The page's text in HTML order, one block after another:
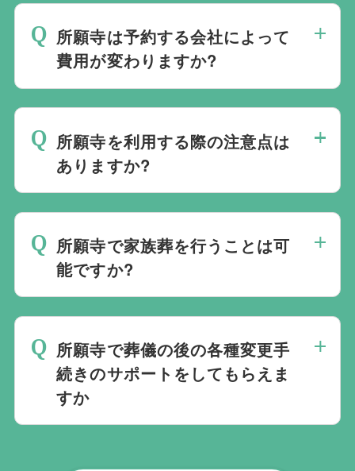
です。自社会館を持たないことで無理に自
社会館を勧めることなく柔軟にご提案がで
きます。
すすめの式場をご紹介させていただきま
す。また、式場でご葬儀気を行うのが一般
的ですが、どこで葬儀を行うかは多様化し
ており必ずしも式場を借りて行う必要はな
く、近年では自宅でご葬儀を行う自宅葬を
選ばれる方もいます。私たちは自宅でのご
ご希望がありましたら遠慮なくお申し付け
ください。
所願寺は予約する会社によって
費用が変わりますか?
ら予約をしても式場利用料は同じです。
所願寺を利用する際の注意点は
ありますか?
れる人数によって選んだ式場が適している
か注意しておくと良いです。当社の相談員
は斎場を熟知しておりますので、ご不安な
点がありましたらお気軽にご相談くださ
い。
所願寺で家族葬を行うことは可
能ですか?
要望にお応えしております。
所願寺で葬儀の後の各種変更手
続きのサポートをしてもらえま
すか